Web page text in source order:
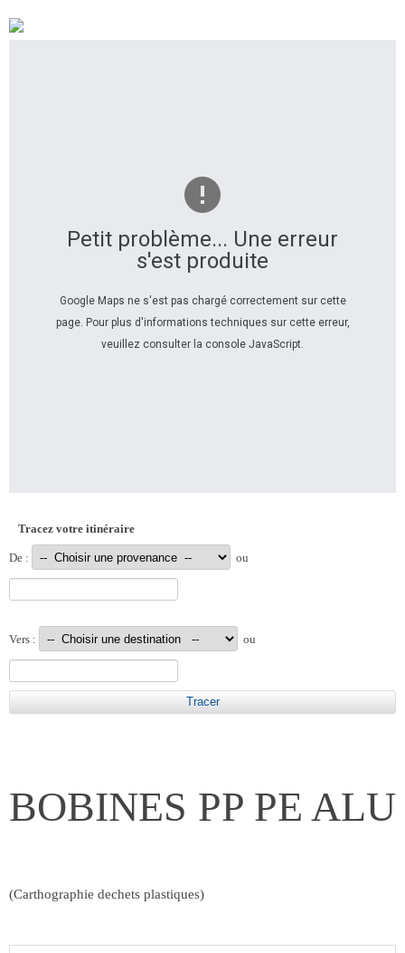
Petit problème... Une erreur
s'est produite
Google Maps ne s'est pas chargé correctement sur cette
page. Pour plus d'informations techniques sur cette erreur,
veuillez consulter la console JavaScript.
Tracez votre itinéraire
De : ou
Vers : ou
BOBINES PP PE ALU
(Carthographie dechets plastiques)